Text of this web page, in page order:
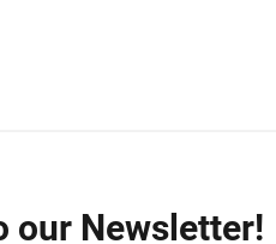
our Newsletter!